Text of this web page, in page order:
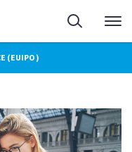
Pesquisa
(EUIPO)